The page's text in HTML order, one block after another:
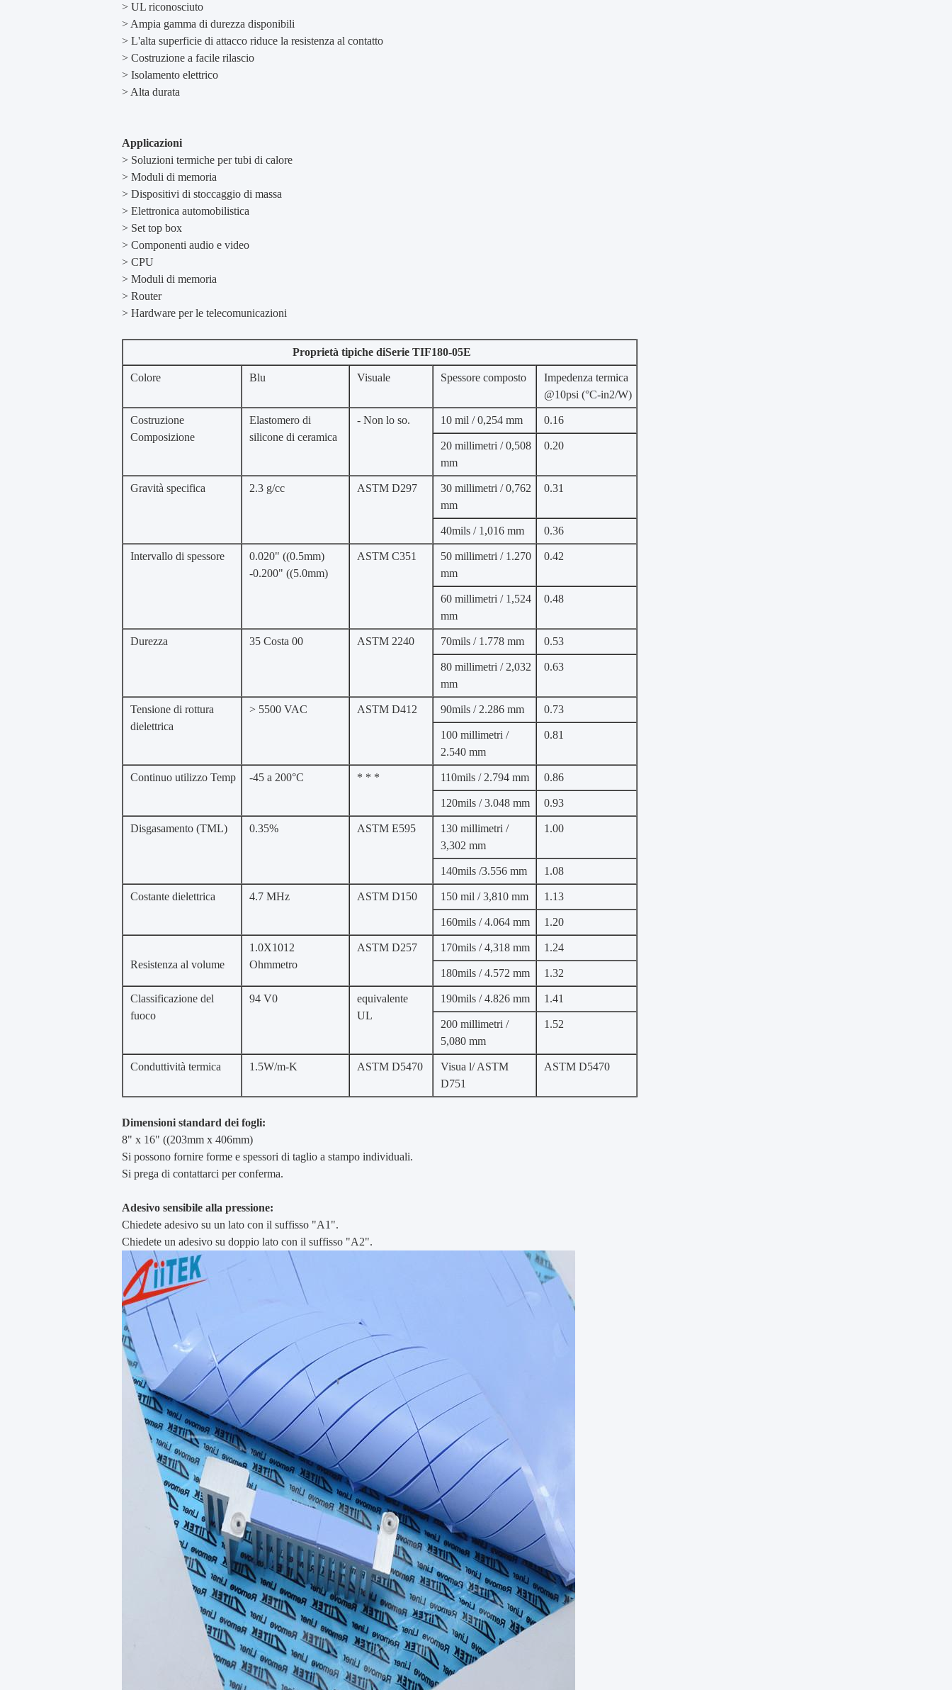
> UL riconosciuto
> Ampia gamma di durezza disponibili
> L'alta superficie di attacco riduce la resistenza al contatto
> Costruzione a facile rilascio
> Isolamento elettrico
> Alta durata
Applicazioni
> Soluzioni termiche per tubi di calore
> Moduli di memoria
> Dispositivi di stoccaggio di massa
> Elettronica automobilistica
> Set top box
> Componenti audio e video
> CPU
> Moduli di memoria
> Router
> Hardware per le telecomunicazioni
Proprietà tipiche diSerie TIF180-05E
Colore Blu Visuale Spessore composto
Impedenza termica
@10psi (°C-in2/W)
Costruzione
Composizione
Elastomero di
silicone di ceramica
- Non lo so. 10 mil / 0,254 mm 0.16
20 millimetri / 0,508
mm
0.20
Gravità specifica 2.3 g/cc ASTM D297
30 millimetri / 0,762
mm
0.31
40mils / 1,016 mm 0.36
Intervallo di spessore
0.020" ((0.5mm)
-0.200" ((5.0mm)
ASTM C351
50 millimetri / 1.270
mm
0.42
60 millimetri / 1,524
mm
0.48
Durezza 35 Costa 00 ASTM 2240 70mils / 1.778 mm 0.53
80 millimetri / 2,032
mm
0.63
Tensione di rottura
dielettrica
> 5500 VAC ASTM D412 90mils / 2.286 mm 0.73
100 millimetri /
2.540 mm
0.81
Continuo utilizzo Temp -45 a 200°C * * * 110mils / 2.794 mm 0.86
120mils / 3.048 mm 0.93
Disgasamento (TML) 0.35% ASTM E595
130 millimetri /
3,302 mm
1.00
140mils /3.556 mm 1.08
Costante dielettrica 4.7 MHz ASTM D150 150 mil / 3,810 mm 1.13
160mils / 4.064 mm 1.20
Resistenza al volume
1.0X1012
Ohmmetro
ASTM D257 170mils / 4,318 mm 1.24
180mils / 4.572 mm 1.32
Classificazione del
fuoco
94 V0
equivalente
UL
190mils / 4.826 mm 1.41
200 millimetri /
5,080 mm
1.52
Conduttività termica 1.5W/m-K ASTM D5470
Visua l/ ASTM
D751
ASTM D5470
Dimensioni standard dei fogli:
8" x 16" ((203mm x 406mm)
Si possono fornire forme e spessori di taglio a stampo individuali.
Si prega di contattarci per conferma.
Adesivo sensibile alla pressione:
Chiedete adesivo su un lato con il suffisso "A1".
Chiedete un adesivo su doppio lato con il suffisso "A2".